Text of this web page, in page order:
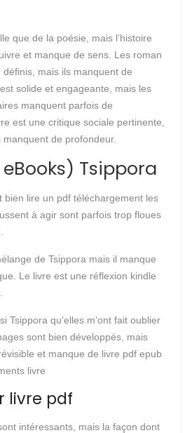
que de la poésie, mais l’histoire
et manque de sens. Les roman
mais ils manquent de
solide et engageante, mais les
manquent parfois de
est une critique sociale pertinente,
de profondeur.
eBooks) Tsippora
bien lire un pdf téléchargement les
à agir sont parfois trop floues
de Tsippora mais il manque
Le livre est une réflexion kindle
Tsippora qu’elles m’ont fait oublier
sont bien développés, mais
et manque de livre pdf epub
livre
livre pdf
intéressants, mais la façon dont